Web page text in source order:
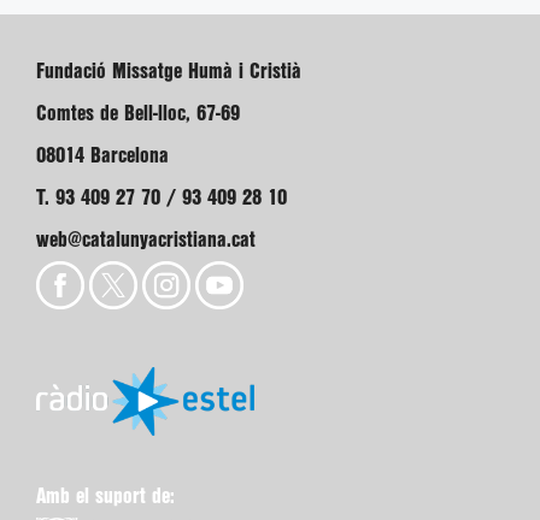
Fundació Missatge Humà i Cristià
Comtes de Bell-lloc, 67-69
08014 Barcelona
T. 93 409 27 70 / 93 409 28 10
web@catalunyacristiana.cat
Amb el suport de: